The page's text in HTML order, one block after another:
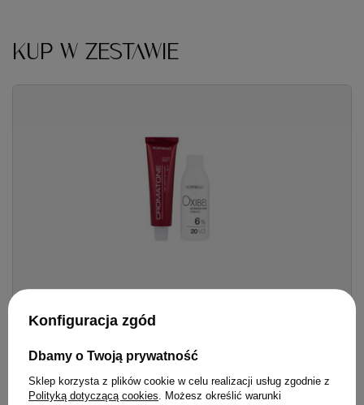
KUP W ZESTAWIE
aktywator Oxibel 60 ml
67,80 zł / szt.
22.90pkt.
Konfiguracja zgód
Dbamy o Twoją prywatność
Sklep korzysta z plików cookie w celu realizacji usług zgodnie z
Polityką dotyczącą cookies. Możesz określić warunki